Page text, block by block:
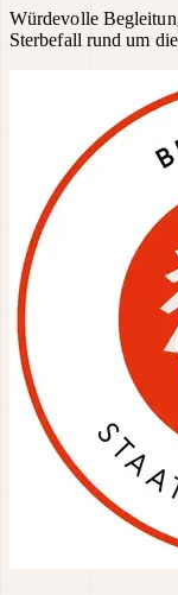
Würdevolle
Sterbefall rund um